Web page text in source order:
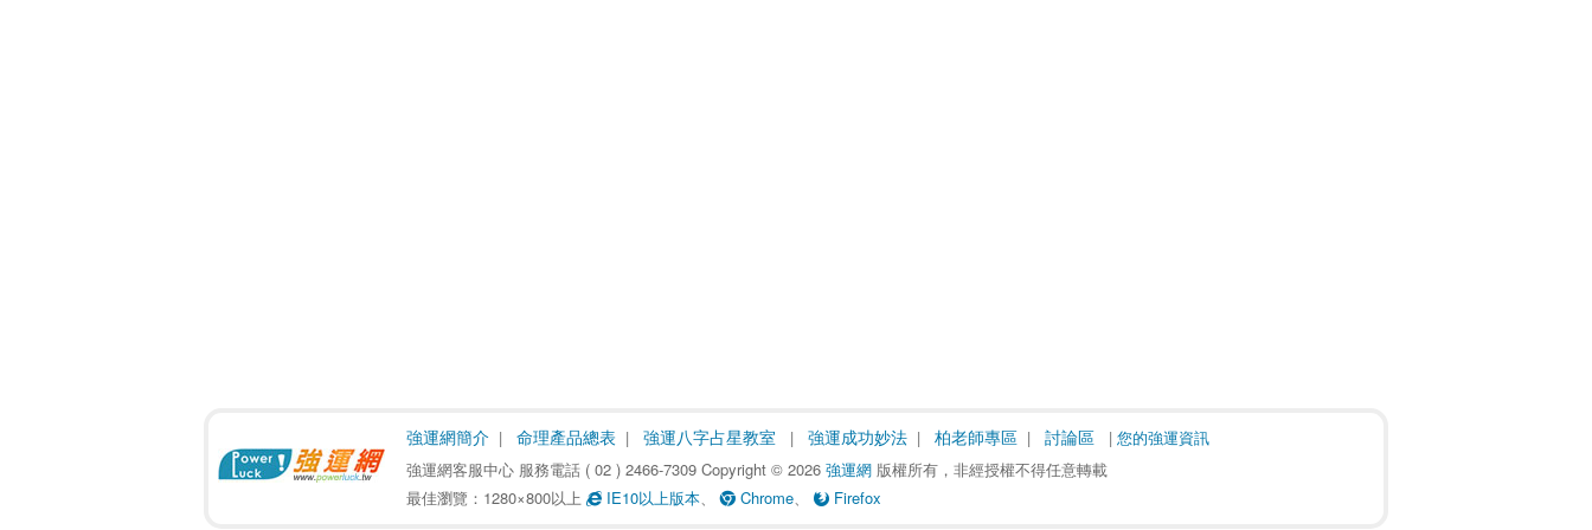
強運網簡介 命理產品總表 強運八字占星教室 強運成功妙法 柏老師專區 討論區
您的強運資訊
強運網客服中心 服務電話 ( 02 ) 2466-7309 Copyright © 2026 強運網 版權所有，非經授權不得任意轉載
最佳瀏覽：1280×800以上
IE10以上版本、 Chrome、 Firefox